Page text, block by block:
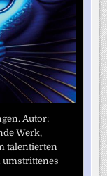
Autor:
Werk,
talentierten
umstrittenes